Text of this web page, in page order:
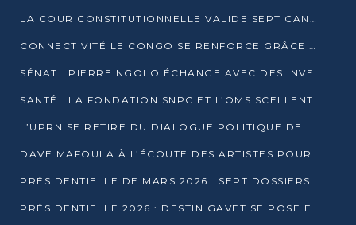
LA COUR CONSTITUTIONNELLE VALIDE SEPT CANDIDATURES POUR LA PRÉSIDENTIELLE
CONNECTIVITÉ LE CONGO SE RENFORCE GRÂCE AU CÂBLE 2AFRICA
SÉNAT : PIERRE NGOLO ÉCHANGE AVEC DES INVESTISSEURS DU NUMÉRIQUE
SANTÉ : LA FONDATION SNPC ET L’OMS SCELLENT UN PARTENARIAT STRATÉGIQUE DE TROIS ANS
L’UPRN SE RETIRE DU DIALOGUE POLITIQUE DE DJAMBALA : TENSIONS DANS LE PRÉ-ÉLECTORAL CONGOLAIS
DAVE MAFOULA À L’ÉCOUTE DES ARTISTES POUR REDÉFINIR SA POLITIQUE CULTURELLE
PRÉSIDENTIELLE DE MARS 2026 : SEPT DOSSIERS DE CANDIDATURE ENREGISTRÉS À LA CLÔTURE DES DÉPÔTS
PRÉSIDENTIELLE 2026 : DESTIN GAVET SE POSE EN CANDIDAT DU « RAS-LE-BOL »